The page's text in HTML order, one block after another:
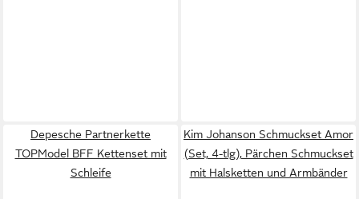
Depesche Partnerkette
TOPModel BFF Kettenset mit
Schleife
Kim Johanson Schmuckset Amor
(Set, 4-tlg), Pärchen Schmuckset
mit Halsketten und Armbänder